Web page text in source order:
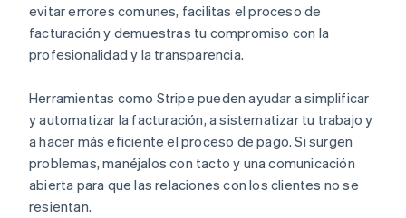
evitar errores comunes, facilitas el proceso de
facturación y demuestras tu compromiso con la
profesionalidad y la transparencia.
Herramientas como Stripe pueden ayudar a simplificar
y automatizar la facturación, a sistematizar tu trabajo y
a hacer más eficiente el proceso de pago. Si surgen
problemas, manéjalos con tacto y una comunicación
abierta para que las relaciones con los clientes no se
resientan.